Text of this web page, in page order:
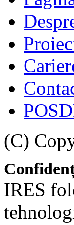
(C)
IRES